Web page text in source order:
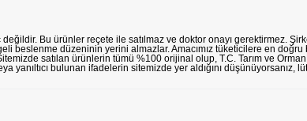
Bu ürünler reçete ile satılmaz ve doktor onayı gerektirmez.
beslenme düzeninin yerini almazlar. Amacımız tüketicilere en doğru
satılan ürünlerin tümü %100 orijinal olup, T.C. Tarım ve Orman
bulunan ifadelerin sitemizde yer aldığını düşünüyorsanız,